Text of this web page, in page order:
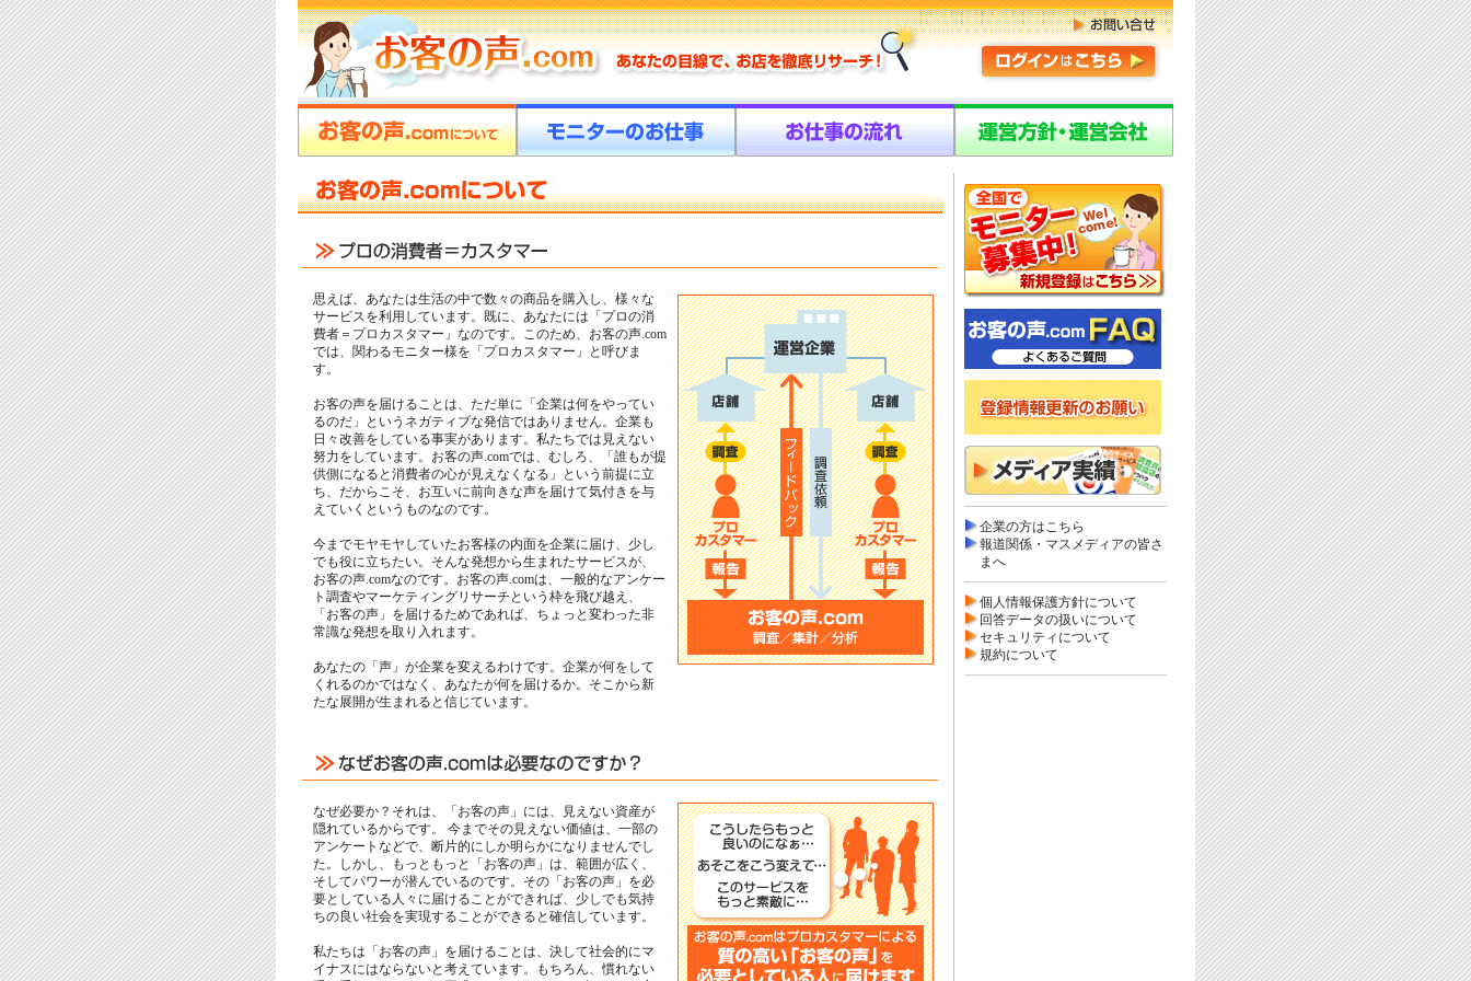
思えば、あなたは生活の中で数々の商品を購入し、様々な
サービスを利用しています。既に、あなたには「プロの消
費者＝プロカスタマー」なのです。このため、お客の声.com
では、関わるモニター様を「プロカスタマー」と呼びま
す。
お客の声を届けることは、ただ単に「企業は何をやってい
るのだ」というネガティブな発信ではありません。企業も
日々改善をしている事実があります。私たちでは見えない
努力をしています。お客の声.comでは、むしろ、「誰もが提
供側になると消費者の心が見えなくなる」という前提に立
ち、だからこそ、お互いに前向きな声を届けて気付きを与
えていくというものなのです。
今までモヤモヤしていたお客様の内面を企業に届け、少し
でも役に立ちたい。そんな発想から生まれたサービスが、
お客の声.comなのです。お客の声.comは、一般的なアンケー
ト調査やマーケティングリサーチという枠を飛び越え、
「お客の声」を届けるためであれば、ちょっと変わった非
常識な発想を取り入れます。
あなたの「声」が企業を変えるわけです。企業が何をして
くれるのかではなく、あなたが何を届けるか。そこから新
たな展開が生まれると信じています。
なぜ必要か？それは、「お客の声」には、見えない資産が
隠れているからです。 今までその見えない価値は、一部の
アンケートなどで、断片的にしか明らかになりませんでし
た。しかし、もっともっと「お客の声」は、範囲が広く、
そしてパワーが潜んでいるのです。その「お客の声」を必
要としている人々に届けることができれば、少しでも気持
ちの良い社会を実現することができると確信しています。
私たちは「お客の声」を届けることは、決して社会的にマ
イナスにはならないと考えています。もちろん、慣れない
企業の方はこちら
報道関係・マスメディアの皆さ
まへ
個人情報保護方針について
回答データの扱いについて
セキュリティについて
規約について